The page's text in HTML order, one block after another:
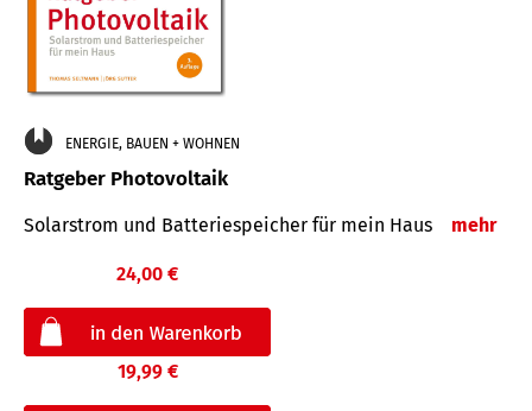
ENERGIE, BAUEN + WOHNEN
Ratgeber Photovoltaik
Solarstrom und Batteriespeicher für mein Haus mehr
24,00 €
19,99 €